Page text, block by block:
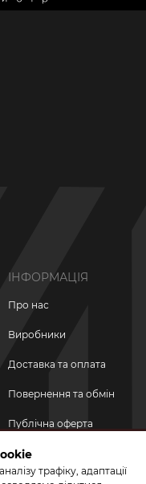
ІНФОРМАЦІЯ
Про нас
Виробники
Доставка та оплата
Повернення та обмін
Публічна оферта
Політика
конфіденційності
трафіку, адаптації